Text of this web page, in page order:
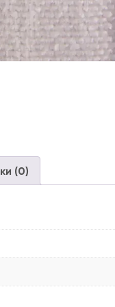
(0)